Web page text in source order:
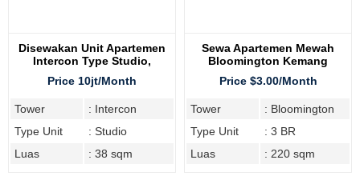
Disewakan Unit Apartemen
Intercon Type Studio,
Price 10jt/Month
Tower
: Intercon
Type Unit
: Studio
Luas
: 38 sqm
Sewa Apartemen Mewah
Bloomington Kemang
Village Residence
Price $3.00/Month
Tower
: Bloomington
Type Unit
: 3 BR
Luas
: 220 sqm